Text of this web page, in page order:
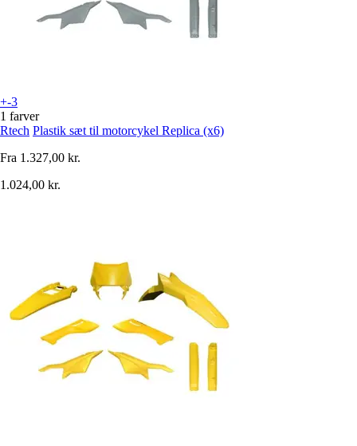
+-3
1 farver
Rtech Plastik sæt til motorcykel Replica (x6)
Fra 1.327,00 kr.
1.024,00 kr.